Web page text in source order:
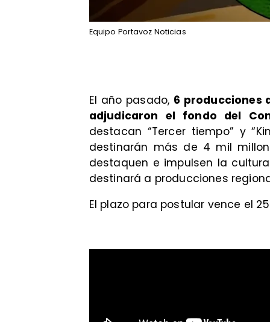
Equipo Portavoz Noticias
El año pasado, 6 producciones
adjudicaron el fondo del
destacan “Tercer tiempo” y
destinarán más de 4 mil
destaquen e impulsen la
destinará a producciones
El plazo para postular vence el